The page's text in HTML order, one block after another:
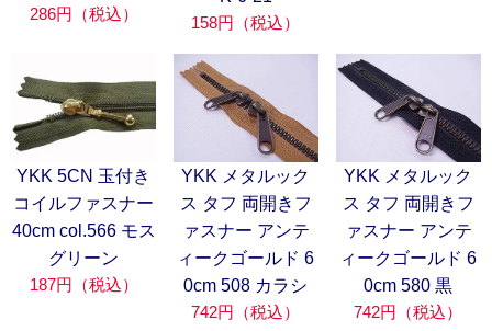
286円（税込）
158円（税込）
YKK 5CN 玉付き
コイルファスナー
40cm col.566 モス
グリーン
187円（税込）
YKK メタルック
ス タフ 両開きフ
ァスナー アンテ
ィークゴールド 6
0cm 508 カラシ
742円（税込）
YKK メタルック
ス タフ 両開きフ
ァスナー アンテ
ィークゴールド 6
0cm 580 黒
742円（税込）